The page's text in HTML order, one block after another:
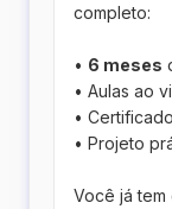
completo:
• 6 meses
• Aulas ao
•
• Projeto
Você já